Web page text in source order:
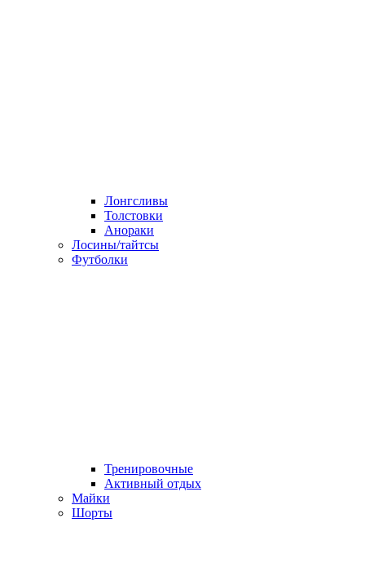
Лонгсливы
Толстовки
Анораки
Лосины/тайтсы
Футболки
Тренировочные
Активный отдых
Майки
Шорты